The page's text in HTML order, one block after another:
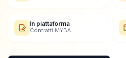
In piattaforma
Contratti MYBA